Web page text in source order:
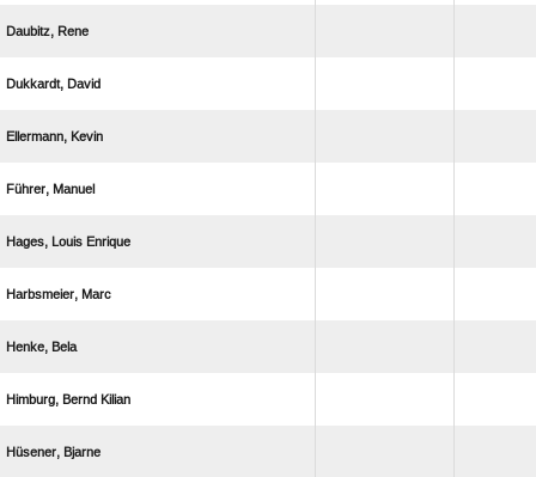
 
 
 
 
  
 
 
  
 